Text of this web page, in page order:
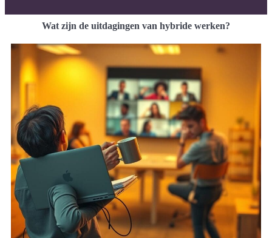
Wat zijn de uitdagingen van hybride werken?